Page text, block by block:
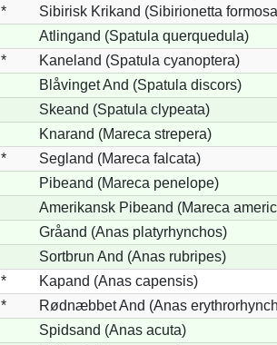
*
Sibirisk Krikand (Sibirionetta
Atlingand (Spatula querquedula)
*
Kaneland (Spatula cyanoptera)
Blåvinget And (Spatula discors)
Skeand (Spatula clypeata)
Knarand (Mareca strepera)
*
Segland (Mareca falcata)
Pibeand (Mareca penelope)
Amerikansk Pibeand (Mareca
Gråand (Anas platyrhynchos)
Sortbrun And (Anas rubripes)
*
Kapand (Anas capensis)
*
Rødnæbbet And (Anas
Spidsand (Anas acuta)